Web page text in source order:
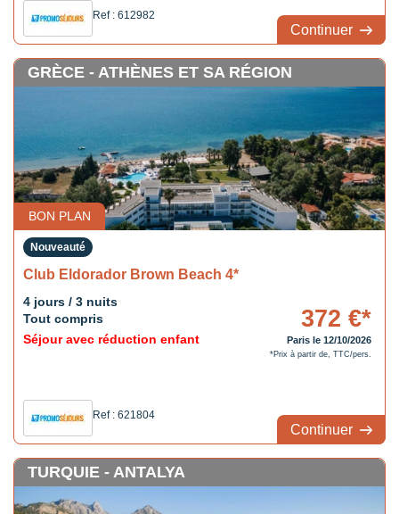
Ref : 612982
Continuer
BON PLAN
GRÈCE - ATHÈNES ET SA RÉGION
Nouveauté
Club Eldorador Brown Beach 4*
4 jours / 3 nuits
Tout compris
Séjour avec réduction enfant
Ref : 621804
372 €*
Paris le 12/10/2026
*Prix à partir de, TTC/pers.
Continuer
TURQUIE - ANTALYA